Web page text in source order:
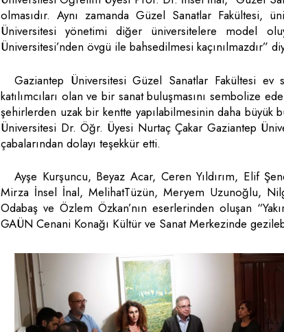
olmasıdır. Aynı zamanda Güzel Sanatlar Fakültesi,
Üniversitesi yönetimi diğer üniversitelere model
Üniversitesi’nden övgü ile bahsedilmesi kaçınılmazdır”
Gaziantep Üniversitesi Güzel Sanatlar Fakültesi
katılımcıları olan ve bir sanat buluşmasını sembolize
şehirlerden uzak bir kentte yapılabilmesinin daha büyük
Üniversitesi Dr. Öğr. Üyesi Nurtaç Çakar Gaziantep
çabalarından dolayı teşekkür etti.
Ayşe Kurşuncu, Beyaz Acar, Ceren Yıldırım, Elif
Mirza İnsel İnal, MelihatTüzün, Meryem Uzunoğlu,
Odabaş ve Özlem Özkan’nın eserlerinden oluşan
GAÜN Cenani Konağı Kültür ve Sanat Merkezinde